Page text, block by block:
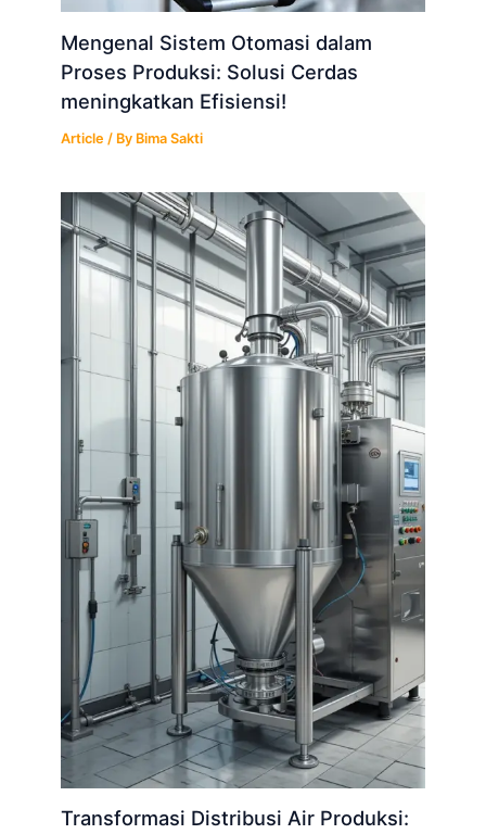
Mengenal Sistem Otomasi dalam
Proses Produksi: Solusi Cerdas
meningkatkan Efisiensi!
Article / By Bima Sakti
Transformasi Distribusi Air Produksi: